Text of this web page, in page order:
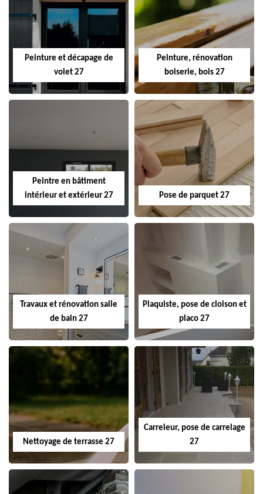
Peinture et décapage de
volet 27
Peinture, rénovation
boiserie, bois 27
Peintre en bâtiment
intérieur et extérieur 27
Pose de parquet 27
Travaux et rénovation salle
de bain 27
Plaquiste, pose de cloison et
placo 27
Nettoyage de terrasse 27
Carreleur, pose de carrelage
27